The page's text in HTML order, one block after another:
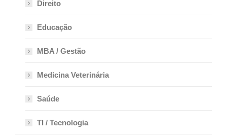
Direito
Educação
MBA / Gestão
Medicina Veterinária
Saúde
TI / Tecnologia